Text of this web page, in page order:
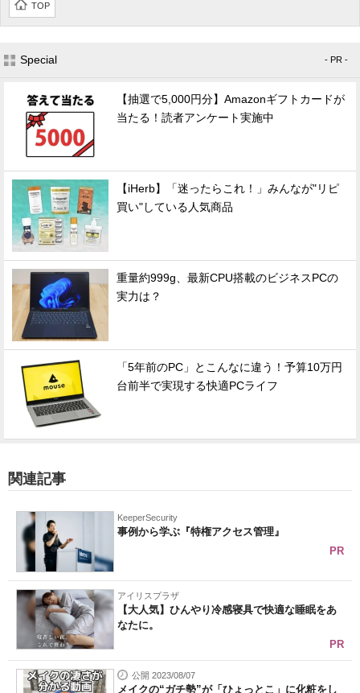
TOP
Special - PR -
【抽選で5,000円分】Amazonギフトカードが
当たる！読者アンケート実施中
【iHerb】「迷ったらこれ！」みんなが"リピ
買い"している人気商品
重量約999g、最新CPU搭載のビジネスPCの
実力は？
「5年前のPC」とこんなに違う！予算10万円
台前半で実現する快適PCライフ
関連記事
KeeperSecurity
事例から学ぶ『特権アクセス管理』
PR
アイリスプラザ
【大人気】ひんやり冷感寝具で快適な睡眠をあ
なたに。
PR
公開 2023/08/07
メイクの“ガチ勢”が「ひょっとこ」に化粧をし